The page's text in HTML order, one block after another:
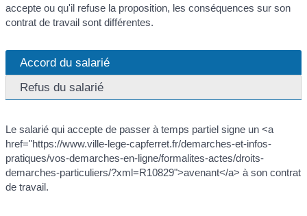
accepte ou qu'il refuse la proposition, les conséquences sur son
contrat de travail sont différentes.
Accord du salarié
Refus du salarié
Le salarié qui accepte de passer à temps partiel signe un <a
href="https://www.ville-lege-capferret.fr/demarches-et-infos-
pratiques/vos-demarches-en-ligne/formalites-actes/droits-
demarches-particuliers/?xml=R10829">avenant</a> à son contrat
de travail.